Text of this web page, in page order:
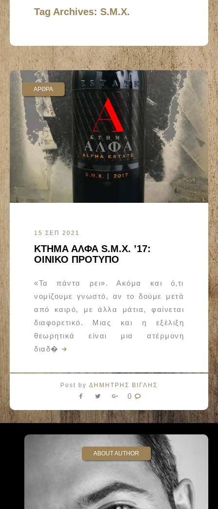
Tag Archives: S.M.X.
ΑΡΘΡΑ
15 ΣΕΠ 2021
ΚΤΗΜΑ ΑΛΦΑ S.M.X. ’17:
ΟΙΝΙΚΟ ΠΡΟΤΥΠΟ
«Τα πάντα ρει». Ακόμα και ό,τι
νομίζουμε γνωστό, αν το δούμε μετά
από καιρό, με άλλα μάτια, φαίνεται
διαφορετικό. Μιας και η εξέλιξη
θεωρητικά είναι μια ατέρμονη
διαδ�
Post by ΔΗΜΗΤΡΗΣ ΒΙΓΛΗΣ
0
ABOUT AUTHOR